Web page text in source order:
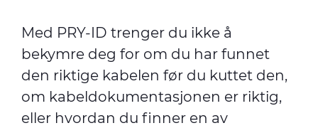
Med PRY-ID trenger du ikke å
bekymre deg for om du har funnet
den riktige kabelen før du kuttet den,
om kabeldokumentasjonen er riktig,
eller hvordan du finner en av